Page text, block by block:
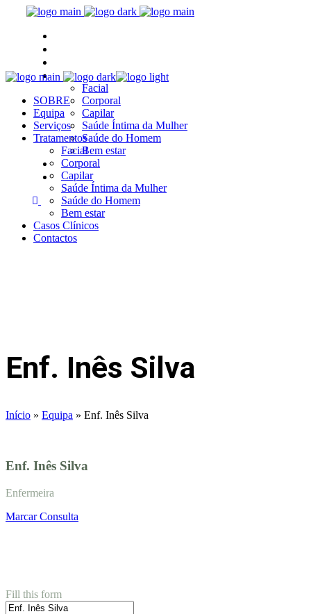
Tratamentos
Facial
Corporal
Capilar
Saúde Íntima da Mulher
Saúde do Homem
Bem estar
Casos Clínicos
Contactos
SOBRE
Equipa
Serviços
Tratamentos
Facial
Corporal
Capilar
Saúde Íntima da Mulher
Saúde do Homem
Bem estar
Casos Clínicos
Contactos
Enf. Inês Silva
Início » Equipa » Enf. Inês Silva
Enf. Inês Silva
Enfermeira
Marcar Consulta
Fill this form